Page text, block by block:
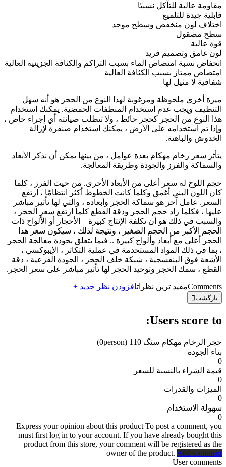
مقاومة عالية للتآكل نسبيًا
قابلية جيدة للتلميع
اختلاف لون منخفض وسطح موحد
سطح مصقول
قوة عالية
لون غامق وتصميم فريد
انخفاض نسبة امتصاص الماء بسبب التراكم والكثافة الجزيئية العالية
امتصاص ممتاز بسبب الكثافة العالية
شفافية لا مثيل لها
ميزة أخرى ملحوظة ومرغوبة لهذا النوع من الحجر هو أنه سهل
التنظيف ويجب عدم استخدام المنظفات الحمضية. يمكنك استخدام
هذا النوع من الحجر كحجر حائط ، ولا تتطلب صيانته أي إجراء خاص ،
وإذا تم استخدامه على الأرض ، يمكنك استخدام صنفرة لإزالة
الخدوش والباهتة.
يتأثر سعر رخام مهکام بعدة عوامل ، من بينها يمكن أن نذكر الأبعاد
والسماكة والفرز والجودة وطريقة المعالجة.
حجم اللوح له سعر أعلى من الأبعاد الأخرى. من حيث الفرز ، كلما
كان اللون البني أغمق وكلما كانت الخطوط أكثر انتظامًا ، ارتفع
السعر. عامل آخر هو سماكة الحجر وأبعاده ، والتي لها تأثير مباشر
عليها ، فكلما زاد حجم الحجر ودقة القطع كلما ارتفع سعر الحجر ،
والسبب في ذلك هو أن تكلفة الإنتاج كبيرة – الأحجار أو الألواح ذات
الحجم الأكبر من الحجم الصغير ، ونتيجة لذلك ، سيكون سعر هذا
الحجر أعلى مع أبعاد وألواح كبيرة .. فيما يتعلق بجودة معالجة الحجر
، بما في ذلك المواد المستخدمة في عملية التكاثر ، الإيبوكسي ،
الأشعة فوق البنفسجية ، شبكة خلف الحجر ، الجودة الفرعية ، دقة
القطع ، سمك الحجر وتوحيد الحجر لها تأثير مباشر على سعر الحجر.
Commentsمفید ترین نظراتافزودن نظر جدید +
بازگشت
Users score to:
حجر الرخام مهکام سنگ 110
(0person)
بناء الجودة
0
قيمة الشراء بالنسبة للسعر
0
الميزات والقدرات
0
سهولة الاستخدام
0
Express your opinion about this product To post a comment, you
must first log in to your account. If you have already bought this
product from this store, your comment will be registered as the
owner of the product. Add comment
User comments